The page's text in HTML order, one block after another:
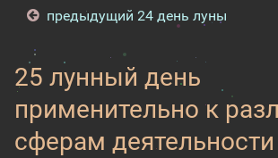
предыдущий 24 день луны
25 лунный день
применительно к
сферам деятельности